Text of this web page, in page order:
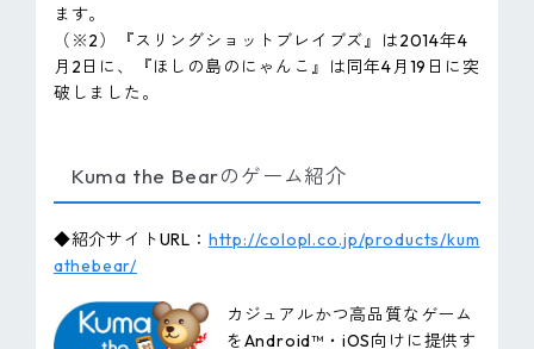
ます。
（※2）『スリングショットブレイブズ』は2014年4
月2日に、『ほしの島のにゃんこ』は同年4月19日に突
破しました。
Kuma the Bearのゲーム紹介
◆紹介サイトURL： http://colopl.co.jp/products/kum
athebear/
カジュアルかつ高品質なゲーム
をAndroid™・iOS向けに提供す